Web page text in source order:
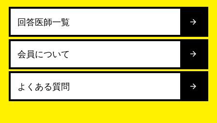
回答医師一覧
会員について
よくある質問